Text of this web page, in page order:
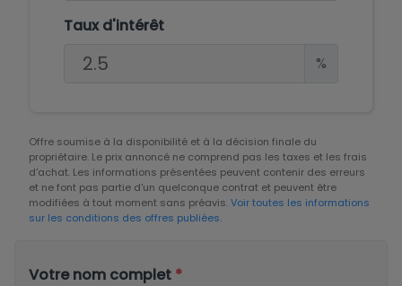
Taux d'intérêt
%
Offre soumise à la disponibilité et à la décision finale du
propriétaire. Le prix annoncé ne comprend pas les taxes et les frais
d'achat. Les informations présentées peuvent contenir des erreurs
et ne font pas partie d'un quelconque contrat et peuvent être
modifiées à tout moment sans préavis.Voir toutes les informations
sur les conditions des offres publiées.
Votre nom complet *